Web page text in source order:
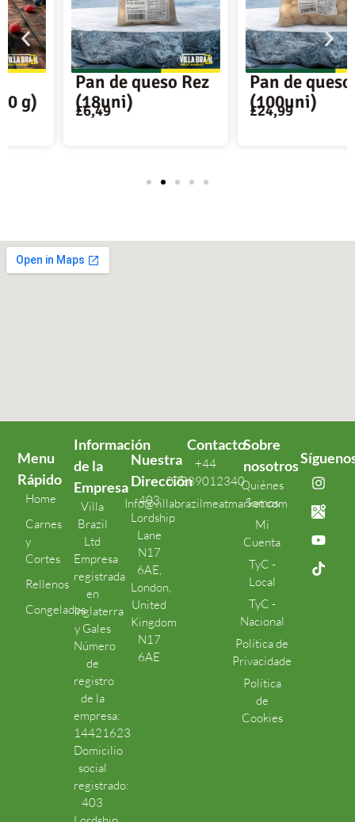
Pan de queso Rez
(18uni)
£6,49
Pan de queso Rez
(100uni)
Menu
Rápido
Home
Carnes
y
Cortes
Rellenos
Congelados
Información
de la
Empresa
Villa
Brazil
Ltd
Empresa
registrada
en
Inglaterra
y Gales
Número
de
registro
de la
empresa:
14421623
Domicilio
social
registrado:
403
Nuestra
Dirección
403
Lordship
Lane
N17
6AE,
London,
United
Kingdom
N17
6AE
Contacto
+44
07389012340
Info@villabrazilmeatmarket.com
Sobre
nosotros
Quiénes
Somos
Mi
Cuenta
TyC -
Local
TyC -
Nacional
Política de
Privacidade
Política
de
Cookies